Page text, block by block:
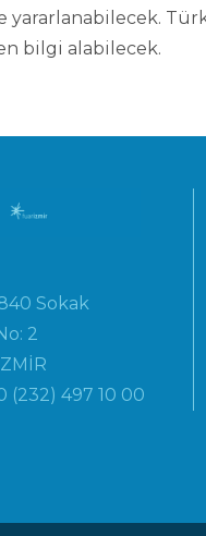
yararlanabilecek.
bilgi alabilecek.
Sokak
2
(232) 497 10 00